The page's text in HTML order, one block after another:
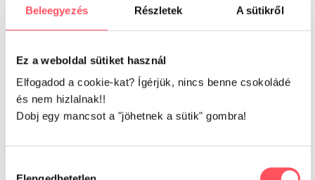
Beleegyezés Részletek A sütikről
Ez a weboldal sütiket használ
Elfogadod a cookie-kat? Ígérjük, nincs benne csokoládé
és nem hizlalnak!!
Dobj egy mancsot a "jöhetnek a sütik" gombra!
A shih tzu kutyát kifejezettenajánljuk akár más
kutyák vagy cicák mellé,ugyanis a legtöbb
esetben minden probléma nélkül élnek együtt. (de
más állatokkal sincs a legtöbbször gond, minden
csak nevelése kérdése) De figyelj arra oda, hogy a
Ugyanis mint ahogy már említettük, nehezen viselik